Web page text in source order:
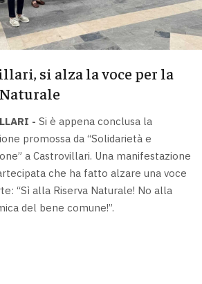
si alza la voce per la
- Si è appena conclusa la
promossa da “Solidarietà e
a Castrovillari. Una manifestazione
che ha fatto alzare una voce
“Sì alla Riserva Naturale! No alla
del bene comune!”.